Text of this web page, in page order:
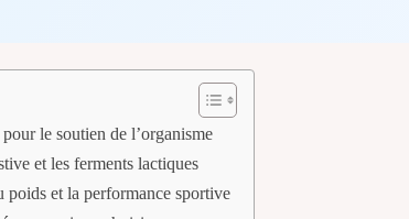
le soutien de l’organisme
et les ferments lactiques
et la performance sportive